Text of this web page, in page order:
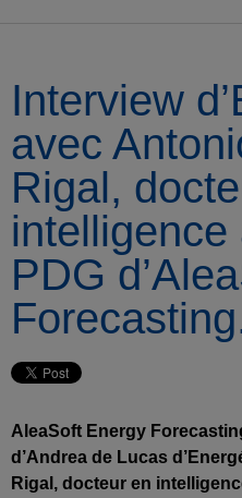
Interview
avec
Rigal,
PDG
AleaSoft Energy
d’Andrea de Lucas
Rigal, docteur en